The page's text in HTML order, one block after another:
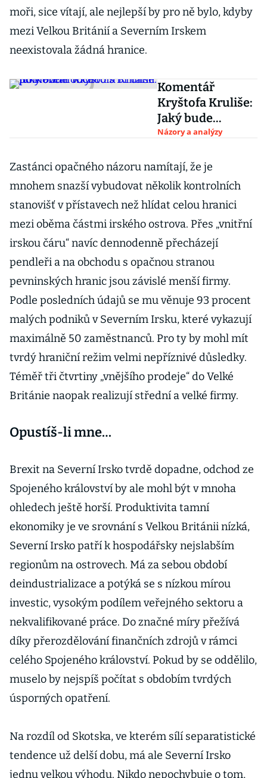
moři, sice vítají, ale nejlepší by pro ně bylo, kdyby
mezi Velkou Británií a Severním Irskem
neexistovala žádná hranice.
Komentář
Kryštofa Kruliše:
Jaký bude
obchod s Británií
Názory a analýzy
Zastánci opačného názoru namítají, že je
mnohem snazší vybudovat několik kontrolních
stanovišť v přístavech než hlídat celou hranici
mezi oběma částmi irského ostrova. Přes „vnitřní
irskou čáru“ navíc dennodenně přecházejí
pendleři a na obchodu s opačnou stranou
pevninských hranic jsou závislé menší firmy.
Podle posledních údajů se mu věnuje 93 procent
malých podniků v Severním Irsku, které vykazují
maximálně 50 zaměstnanců. Pro ty by mohl mít
tvrdý hraniční režim velmi nepříznivé důsledky.
Téměř tři čtvrtiny „vnějšího prodeje“ do Velké
Británie naopak realizují střední a velké firmy.
Opustíš-li mne…
Brexit na Severní Irsko tvrdě dopadne, odchod ze
Spojeného království by ale mohl být v mnoha
ohledech ještě horší. Produktivita tamní
ekonomiky je ve srovnání s Velkou Británii nízká,
Severní Irsko patří k hospodářsky nejslabším
regionům na ostrovech. Má za sebou období
deindustrializace a potýká se s nízkou mírou
investic, vysokým podílem veřejného sektoru a
nekvalifikované práce. Do značné míry přežívá
díky přerozdělování finančních zdrojů v rámci
celého Spojeného království. Pokud by se oddělilo,
muselo by nejspíš počítat s obdobím tvrdých
úsporných opatření.
Na rozdíl od Skotska, ve kterém sílí separatistické
tendence už delší dobu, má ale Severní Irsko
jednu velkou výhodu. Nikdo nepochybuje o tom,